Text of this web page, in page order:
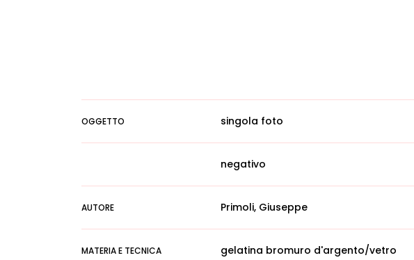
OGGETTO singola foto
negativo
AUTORE Primoli, Giuseppe
MATERIA E TECNICA gelatina bromuro d'argento/vetro